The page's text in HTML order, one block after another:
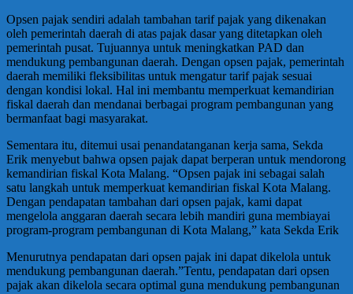
Opsen pajak sendiri adalah tambahan tarif pajak yang dikenakan
oleh pemerintah daerah di atas pajak dasar yang ditetapkan oleh
pemerintah pusat. Tujuannya untuk meningkatkan PAD dan
mendukung pembangunan daerah. Dengan opsen pajak, pemerintah
daerah memiliki fleksibilitas untuk mengatur tarif pajak sesuai
dengan kondisi lokal. Hal ini membantu memperkuat kemandirian
fiskal daerah dan mendanai berbagai program pembangunan yang
bermanfaat bagi masyarakat.
Sementara itu, ditemui usai penandatanganan kerja sama, Sekda
Erik menyebut bahwa opsen pajak dapat berperan untuk mendorong
kemandirian fiskal Kota Malang. “Opsen pajak ini sebagai salah
satu langkah untuk memperkuat kemandirian fiskal Kota Malang.
Dengan pendapatan tambahan dari opsen pajak, kami dapat
mengelola anggaran daerah secara lebih mandiri guna membiayai
program-program pembangunan di Kota Malang,” kata Sekda Erik
Menurutnya pendapatan dari opsen pajak ini dapat dikelola untuk
mendukung pembangunan daerah.”Tentu, pendapatan dari opsen
pajak akan dikelola secara optimal guna mendukung pembangunan